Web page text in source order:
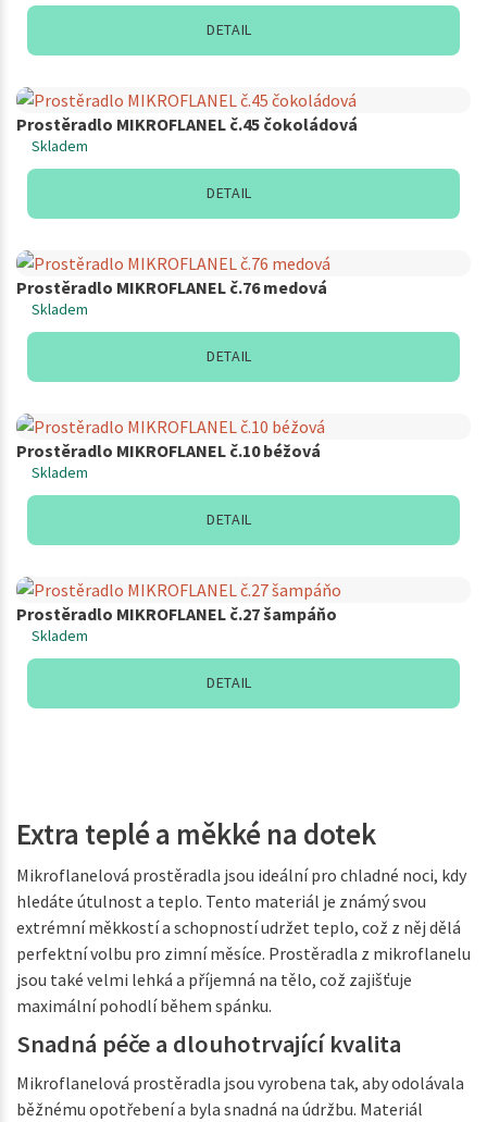
DETAIL
Prostěradlo MIKROFLANEL č.45 čokoládová
Skladem
DETAIL
Prostěradlo MIKROFLANEL č.76 medová
Skladem
DETAIL
Prostěradlo MIKROFLANEL č.10 béžová
Skladem
DETAIL
Prostěradlo MIKROFLANEL č.27 šampáňo
Skladem
DETAIL
Extra teplé a měkké na dotek
Mikroflanelová prostěradla jsou ideální pro chladné noci, kdy
hledáte útulnost a teplo. Tento materiál je známý svou
extrémní měkkostí a schopností udržet teplo, což z něj dělá
perfektní volbu pro zimní měsíce. Prostěradla z mikroflanelu
jsou také velmi lehká a příjemná na tělo, což zajišťuje
maximální pohodlí během spánku.
Snadná péče a dlouhotrvající kvalita
Mikroflanelová prostěradla jsou vyrobena tak, aby odolávala
běžnému opotřebení a byla snadná na údržbu. Materiál